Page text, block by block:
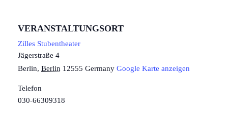
VERANSTALTUNGSORT
Zilles Stubentheater
Jägerstraße 4
Berlin, Berlin 12555 Germany Google Karte anzeigen
Telefon
030-66309318